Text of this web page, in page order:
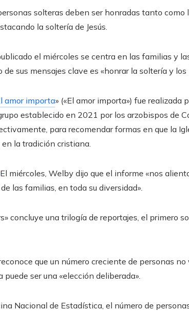
solteras deben ser honradas tanto como
la soltería de Jesús.
el miércoles se centra en las familias y
de sus mensajes clave es «honrar la soltería y
amor importa» («El amor importa») fue realizada
establecido en 2021 por los arzobispos de
para recomendar formas en que la
la tradición cristiana.
miércoles, Welby dijo que el informe «nos
las familias, en toda su diversidad».
concluye una trilogía de reportajes, el primero
que un número creciente de personas
puede ser una «elección deliberada».
Nacional de Estadística, el número de